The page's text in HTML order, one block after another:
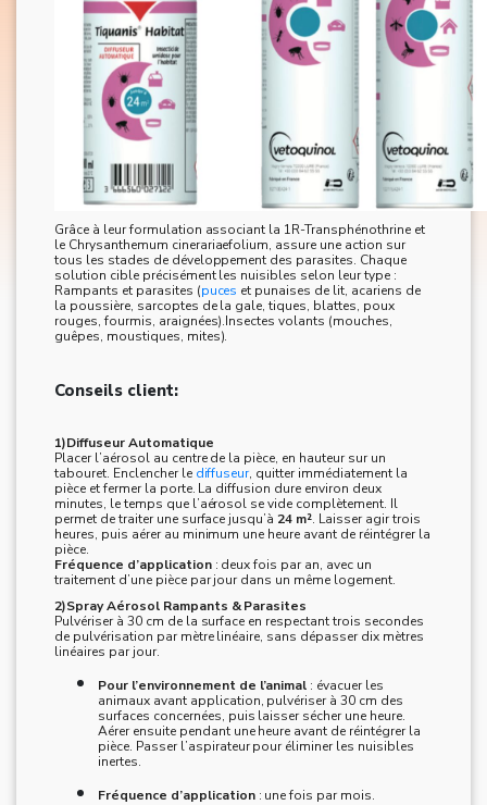
Grâce à leur formulation associant la 1R-Transphénothrine et
le Chrysanthemum cinerariaefolium, assure une action sur
tous les stades de développement des parasites. Chaque
solution cible précisément les nuisibles selon leur type :
Rampants et parasites (puces et punaises de lit, acariens de
la poussière, sarcoptes de la gale, tiques, blattes, poux
rouges, fourmis, araignées).Insectes volants (mouches,
guêpes, moustiques, mites).
Conseils client:
1)Diffuseur Automatique
Placer l’aérosol au centre de la pièce, en hauteur sur un
tabouret. Enclencher le diffuseur, quitter immédiatement la
pièce et fermer la porte. La diffusion dure environ deux
minutes, le temps que l’aérosol se vide complètement. Il
permet de traiter une surface jusqu’à 24 m². Laisser agir trois
heures, puis aérer au minimum une heure avant de réintégrer la
pièce.
Fréquence d’application: deux fois par an, avec un
traitement d’une pièce par jour dans un même logement.
2)Spray Aérosol Rampants & Parasites
Pulvériser à 30 cm de la surface en respectant trois secondes
de pulvérisation par mètre linéaire, sans dépasser dix mètres
linéaires par jour.
Pour l’environnement de l’animal : évacuer les
animaux avant application, pulvériser à 30 cm des
surfaces concernées, puis laisser sécher une heure.
Aérer ensuite pendant une heure avant de réintégrer la
pièce. Passer l’aspirateur pour éliminer les nuisibles
inertes.
Fréquence d’application: une fois par mois.